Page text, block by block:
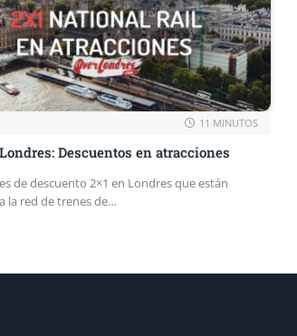
11 MINUTOS
Descuentos en atracciones
de descuento 2×1 en Londres que están
la red de trenes de…